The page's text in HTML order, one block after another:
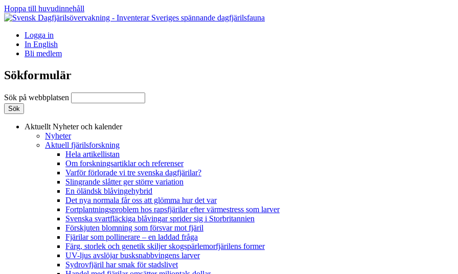
Hoppa till huvudinnehåll
Logga in
In English
Bli medlem
Sökformulär
Sök på webbplatsen
Aktuellt Nyheter och kalender
Nyheter
Aktuell fjärilsforskning
Hela artikellistan
Om forskningsartiklar och referenser
Varför förlorade vi tre svenska dagfjärilar?
Slingrande slåtter ger större variation
En öländsk blåvingehybrid
Det nya normala får oss att glömma hur det var
Fortplantningsproblem hos rapsfjärilar efter värmestress som larver
Svenska svartfläckiga blåvingar sprider sig i Storbritannien
Förskjuten blomning som försvar mot fjäril
Fjärilar som pollinerare – en laddad fråga
Färg, storlek och genetik skiljer skogspärlemorfjärilens former
UV-ljus avslöjar busksnabbvingens larver
Sydrovfjäril har smak för stadslivet